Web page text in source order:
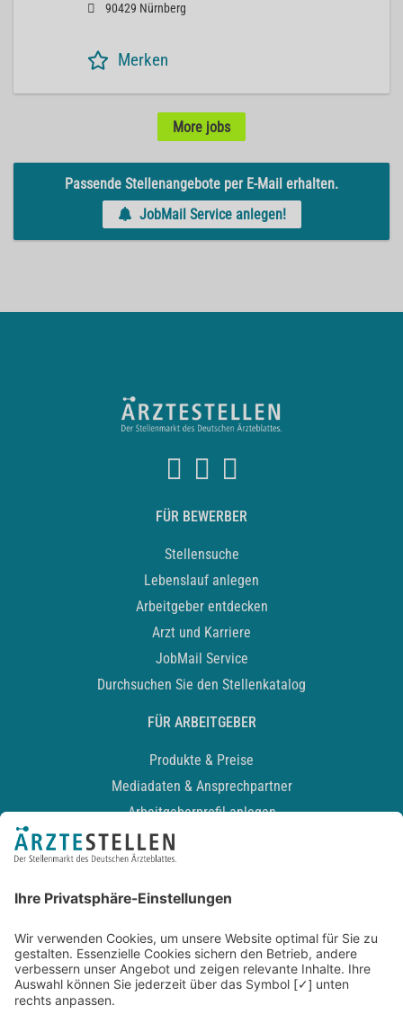
90429 Nürnberg
Merken
More jobs
Passende Stellenangebote per E-Mail erhalten.
JobMail Service anlegen!
FÜR BEWERBER
Stellensuche
Lebenslauf anlegen
Arbeitgeber entdecken
Arzt und Karriere
JobMail Service
Durchsuchen Sie den Stellenkatalog
FÜR ARBEITGEBER
Produkte & Preise
Mediadaten & Ansprechpartner
Arbeitgeberprofil anlegen
Recruiting-Podcast
Kontakt
Datenschutz
Newsletter